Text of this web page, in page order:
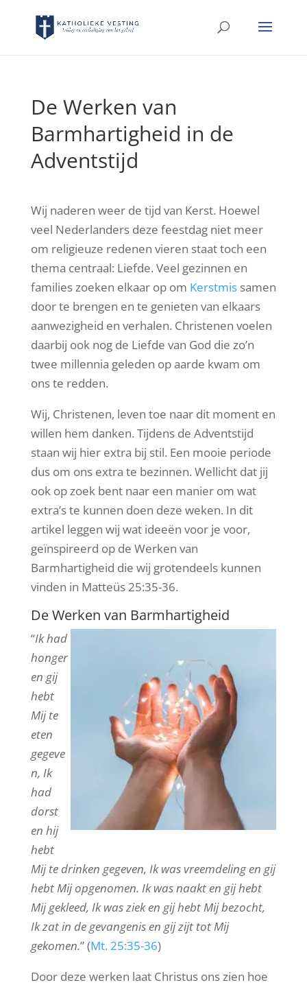
De Werken van
Barmhartigheid in de
Adventstijd
Wij naderen weer de tijd van Kerst. Hoewel
veel Nederlanders deze feestdag niet meer
om religieuze redenen vieren staat toch een
thema centraal: Liefde. Veel gezinnen en
families zoeken elkaar op om Kerstmissamen
door te brengen en te genieten van elkaars
aanwezigheid en verhalen. Christenen voelen
daarbij ook nog de Liefde van God die zo’n
twee millennia geleden op aarde kwam om
ons te redden.
Wij, Christenen, leven toe naar dit moment en
willen hem danken. Tijdens de Adventstijd
staan wij hier extra bij stil. Een mooie periode
dus om ons extra te bezinnen. Wellicht dat jij
ook op zoek bent naar een manier om wat
extra’s te kunnen doen deze weken. In dit
artikel leggen wij wat ideeën voor je voor,
geïnspireerd op de Werken van
Barmhartigheid die wij grotendeels kunnen
vinden in Matteüs 25:35-36.
De Werken van Barmhartigheid
“Ik had
honger
en gij
hebt
Mij te
eten
gegeve
n, Ik
had
dorst
en hij
hebt
Mij te drinken gegeven, Ik was vreemdeling en gij
hebt Mij opgenomen. Ik was naakt en gij hebt
Mij gekleed, Ik was ziek en gij hebt Mij bezocht,
Ik zat in de gevangenis en gij zijt tot Mij
gekomen.” (Mt. 25:35-36)
Door deze werken laat Christus ons zien hoe